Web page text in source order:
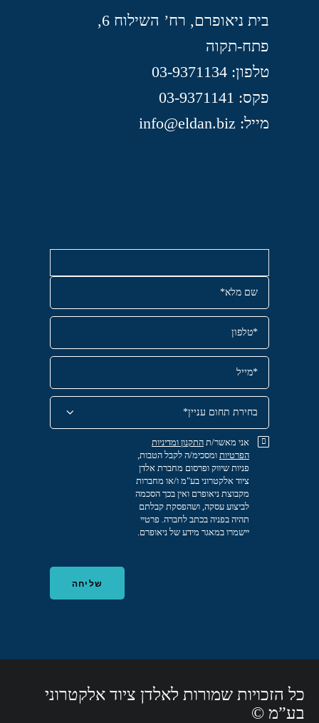
בית ניאופרם, רח’ השילוח 6,
פתח-תקוה
טלפון: 03-9371134
פקס: 03-9371141
מייל: info@eldan.biz
אני מאשר/ת התקנון ומדיניות
הפרטיות ומסכימ/ה לקבל הטבות,
פניות שיווק ופרסום מחברת אלדן
ציוד אלקטרוני בע"מ ו/או מחברות
מקבוצת ניאופרם ואין בכך הסכמה
לביצוע עסקה, ושהפסקת קבלתם
תהיה בפניה בכתב לחברה. פרטיי
יישמרו במאגר מידע של ניאופרם.
כל הזכויות שמורות לאלדן ציוד אלקטרוני
בע”מ ©